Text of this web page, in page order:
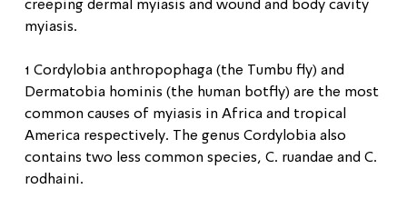
creeping dermal myiasis and wound and body cavity
myiasis.
1 Cordylobia anthropophaga (the Tumbu fly) and
Dermatobia hominis (the human botfly) are the most
common causes of myiasis in Africa and tropical
America respectively. The genus Cordylobia also
contains two less common species, C. ruandae and C.
rodhaini.